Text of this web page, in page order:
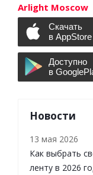
Arlight Moscow
Новости
13 мая 2026
Как выбрать
ленту в 2026